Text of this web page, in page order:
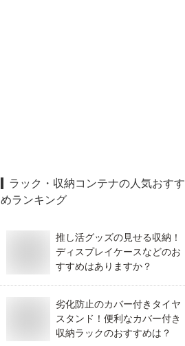
ラック・収納コンテナの人気おすす
めランキング
推し活グッズの見せる収納！
ディスプレイケースなどのお
すすめはありますか？
劣化防止のカバー付きタイヤ
スタンド！便利なカバー付き
収納ラックのおすすめは？